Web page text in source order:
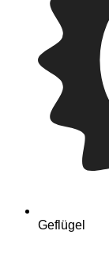
Geflügel